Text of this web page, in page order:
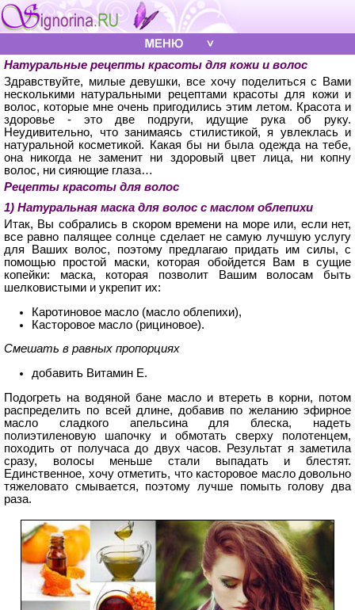
Натуральные рецепты красоты для кожи и волос
Здравствуйте, милые девушки, все хочу поделиться с Вами
несколькими натуральными рецептами красоты для кожи и
волос, которые мне очень пригодились этим летом. Красота и
здоровье - это две подруги, идущие рука об руку.
Неудивительно, что занимаясь стилистикой, я увлеклась и
натуральной косметикой. Какая бы ни была одежда на тебе,
она никогда не заменит ни здоровый цвет лица, ни копну
волос, ни сияющие глаза…
Рецепты красоты для волос
1) Натуральная маска для волос с маслом облепихи
Итак, Вы собрались в скором времени на море или, если нет,
все равно палящее солнце сделает не самую лучшую услугу
для Ваших волос, поэтому предлагаю придать им силы, с
помощью простой маски, которая обойдется Вам в сущие
копейки: маска, которая позволит Вашим волосам быть
шелковистыми и укрепит их:
Каротиновое масло (масло облепихи),
Касторовое масло (рициновое).
Смешать в равных пропорциях
добавить Витамин Е.
Подогреть на водяной бане масло и втереть в корни, потом
распределить по всей длине, добавив по желанию эфирное
масло сладкого апельсина для блеска, надеть
полиэтиленовую шапочку и обмотать сверху полотенцем,
походить от получаса до двух часов. Результат я заметила
сразу, волосы меньше стали выпадать и блестят.
Единственное, хочу отметить, что касторовое масло довольно
тяжеловато смывается, поэтому лучше помыть голову два
раза.